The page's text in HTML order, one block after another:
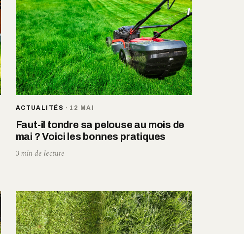
ACTUALITÉS · 12 MAI
Faut-il tondre sa pelouse au mois de
mai ? Voici les bonnes pratiques
3 min de lecture